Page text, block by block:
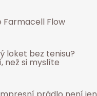
Farmacell Flow
loket bez tenisu?
než si myslíte